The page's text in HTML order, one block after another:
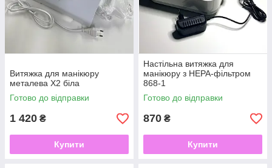
Витяжка для манікюру
металева X2 біла
Готово до відправки
1 420 ₴
Купити
Настільна витяжка для
манікюру з НЕРА-фільтром
868-1
Готово до відправки
870 ₴
Купити